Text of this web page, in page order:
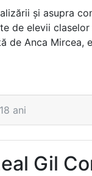
şi asupra
de elevii claselor
de Anca Mircea,
ani
Gil